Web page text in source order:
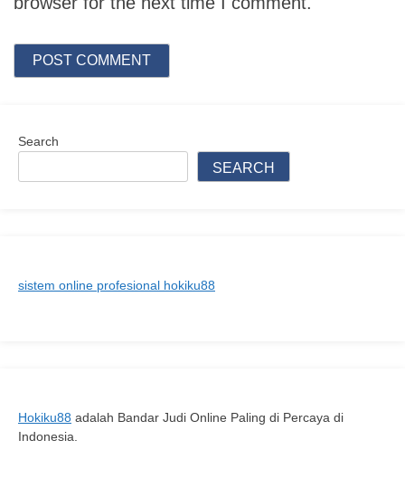
Search
SEARCH
sistem online profesional hokiku88
Hokiku88 adalah Bandar Judi Online Paling di Percaya di
Indonesia.